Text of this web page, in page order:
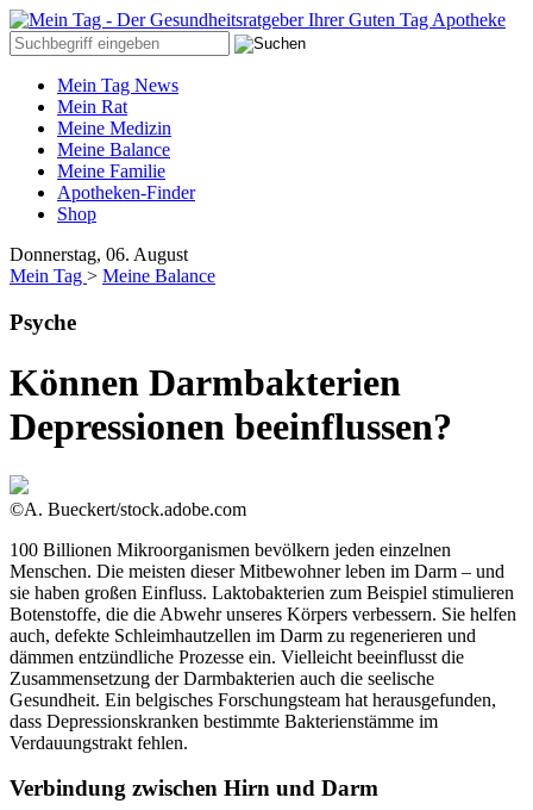
Mein Tag News
Mein Rat
Meine Medizin
Meine Balance
Meine Familie
Apotheken-Finder
Shop
Donnerstag, 06. August
Mein Tag > Meine Balance
Psyche
Können Darmbakterien
Depressionen beeinflussen?
©A. Bueckert/stock.adobe.com
100 Billionen Mikroorganismen bevölkern jeden einzelnen
Menschen. Die meisten dieser Mitbewohner leben im Darm – und
sie haben großen Einfluss. Laktobakterien zum Beispiel stimulieren
Botenstoffe, die die Abwehr unseres Körpers verbessern. Sie helfen
auch, defekte Schleimhautzellen im Darm zu regenerieren und
dämmen entzündliche Prozesse ein. Vielleicht beeinflusst die
Zusammensetzung der Darmbakterien auch die seelische
Gesundheit. Ein belgisches Forschungsteam hat herausgefunden,
dass Depressionskranken bestimmte Bakterienstämme im
Verdauungstrakt fehlen.
Verbindung zwischen Hirn und Darm